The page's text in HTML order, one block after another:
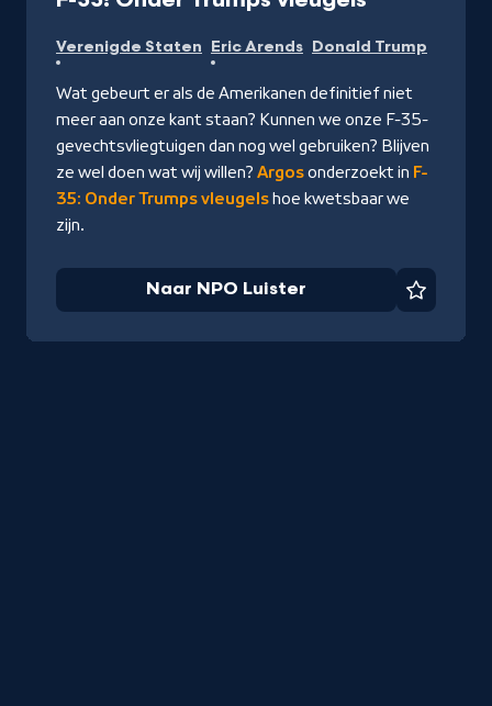
NPO
Luister
Verenigde Staten Eric Arends Donald Trump
Wat gebeurt er als de Amerikanen definitief niet
meer aan onze kant staan? Kunnen we onze F-35-
gevechtsvliegtuigen dan nog wel gebruiken? Blijven
ze wel doen wat wij willen? Argosonderzoekt in F-
35: Onder Trumps vleugels hoe kwetsbaar we
zijn.
Naar NPO Luister